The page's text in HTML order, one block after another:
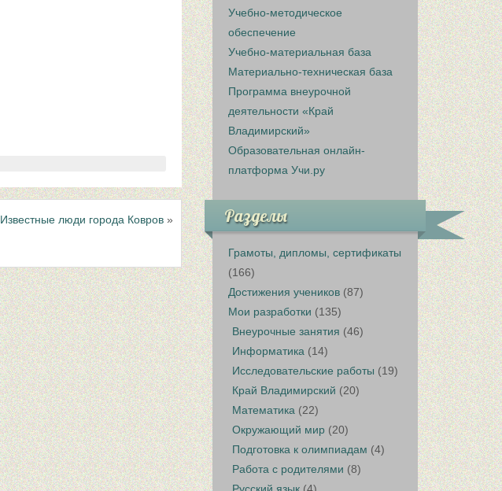
Известные люди города Ковров »
Учебно-методическое
обеспечение
Учебно-материальная база
Материально-техническая база
Программа внеурочной
деятельности «Край
Владимирский»
Образовательная онлайн-
платформа Учи.ру
Разделы
Грамоты, дипломы, сертификаты
(166)
Достижения учеников (87)
Мои разработки (135)
Внеурочные занятия (46)
Информатика (14)
Исследовательские работы (19)
Край Владимирский (20)
Математика (22)
Окружающий мир (20)
Подготовка к олимпиадам (4)
Работа с родителями (8)